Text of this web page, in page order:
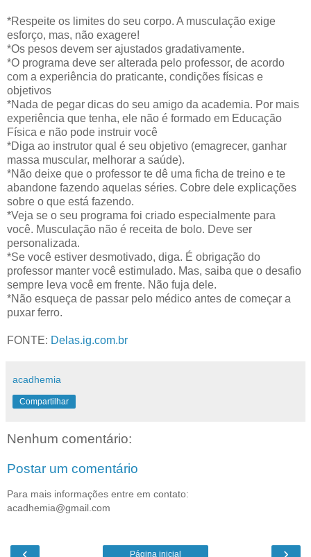
*Respeite os limites do seu corpo. A musculação exige
esforço, mas, não exagere!
*Os pesos devem ser ajustados gradativamente.
*O programa deve ser alterada pelo professor, de acordo
com a experiência do praticante, condições físicas e
objetivos
*Nada de pegar dicas do seu amigo da academia. Por mais
experiência que tenha, ele não é formado em Educação
Física e não pode instruir você
*Diga ao instrutor qual é seu objetivo (emagrecer, ganhar
massa muscular, melhorar a saúde).
*Não deixe que o professor te dê uma ficha de treino e te
abandone fazendo aquelas séries. Cobre dele explicações
sobre o que está fazendo.
*Veja se o seu programa foi criado especialmente para
você. Musculação não é receita de bolo. Deve ser
personalizada.
*Se você estiver desmotivado, diga. É obrigação do
professor manter você estimulado. Mas, saiba que o desafio
sempre leva você em frente. Não fuja dele.
*Não esqueça de passar pelo médico antes de começar a
puxar ferro.
FONTE: Delas.ig.com.br
acadhemia
Compartilhar
Nenhum comentário:
Postar um comentário
Para mais informações entre em contato:
acadhemia@gmail.com
Página inicial